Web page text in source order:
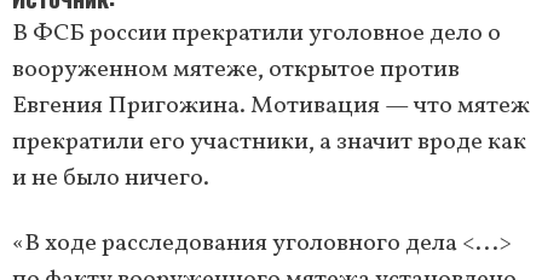
В ФСБ россии прекратили уголовное дело о
вооруженном мятеже, открытое против
Евгения Пригожина. Мотивация — что мятеж
прекратили его участники, а значит вроде как
и не было ничего.
«В ходе расследования уголовного дела <...>